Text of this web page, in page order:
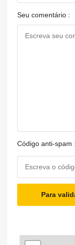
Seu comentário :
Código anti-spam :
Para